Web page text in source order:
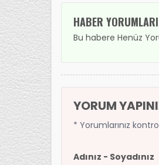
HABER YORUMLARI
Bu habere Henüz
YORUM
* Yorumlarınız
Adınız - Soyadınız